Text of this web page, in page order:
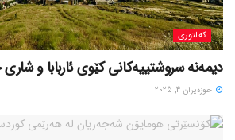
کەلتوری
حوزه‌یران 4, 2025